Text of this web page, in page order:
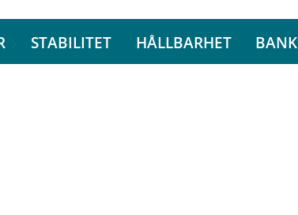
STABILITET HÅLLBARHET BANK